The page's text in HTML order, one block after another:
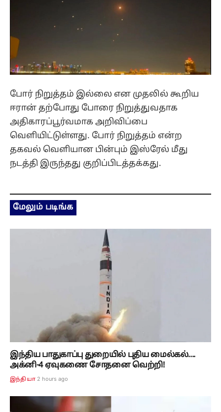
போர் நிறுத்தம் இல்லை என முதலில் கூறிய
ஈரான் தற்போது போரை நிறுத்துவதாக
அதிகாரப்பூர்வமாக அறிவிப்பை
வெளியிட்டுள்ளது. போர் நிறுத்தம் என்ற
தகவல் வெளியான பின்பும் இஸ்ரேல் மீது
நடத்தி இருந்தது குறிப்பிடத்தக்கது.
மேலும் படிங்க
இந்திய பாதுகாப்பு துறையில் புதிய மைல்கல்....
அக்னி-4 ஏவுகணை சோதனை வெற்றி!
இந்தியா 2 hours ago